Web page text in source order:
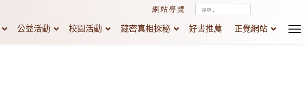
網站導覽
尋...
公益活動 校園活動 藏密真相探秘 好書推薦 正覺網站